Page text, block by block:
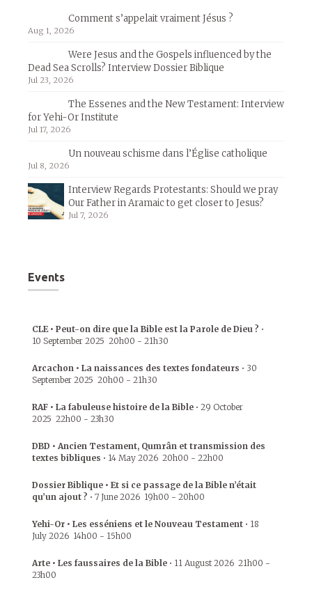
Comment s’appelait vraiment Jésus ?
Aug 1, 2026
Were Jesus and the Gospels influenced by the
Dead Sea Scrolls? Interview Dossier Biblique
Jul 23, 2026
The Essenes and the New Testament: Interview
for Yehi-Or Institute
Jul 17, 2026
Un nouveau schisme dans l’Église catholique
Jul 8, 2026
Interview Regards Protestants: Should we pray
Our Father in Aramaic to get closer to Jesus?
Jul 7, 2026
Events
CLE • Peut-on dire que la Bible est la Parole de Dieu ? •
10 September 2025 20h00 - 21h30
Arcachon • La naissances des textes fondateurs • 30
September 2025 20h00 - 21h30
RAF • La fabuleuse histoire de la Bible • 29 October
2025 22h00 - 23h30
DBD • Ancien Testament, Qumrân et transmission des
textes bibliques • 14 May 2026 20h00 - 22h00
Dossier Biblique • Et si ce passage de la Bible n’était
qu’un ajout ? • 7 June 2026 19h00 - 20h00
Yehi-Or • Les esséniens et le Nouveau Testament • 18
July 2026 14h00 - 15h00
Arte • Les faussaires de la Bible • 11 August 2026 21h00 -
23h00